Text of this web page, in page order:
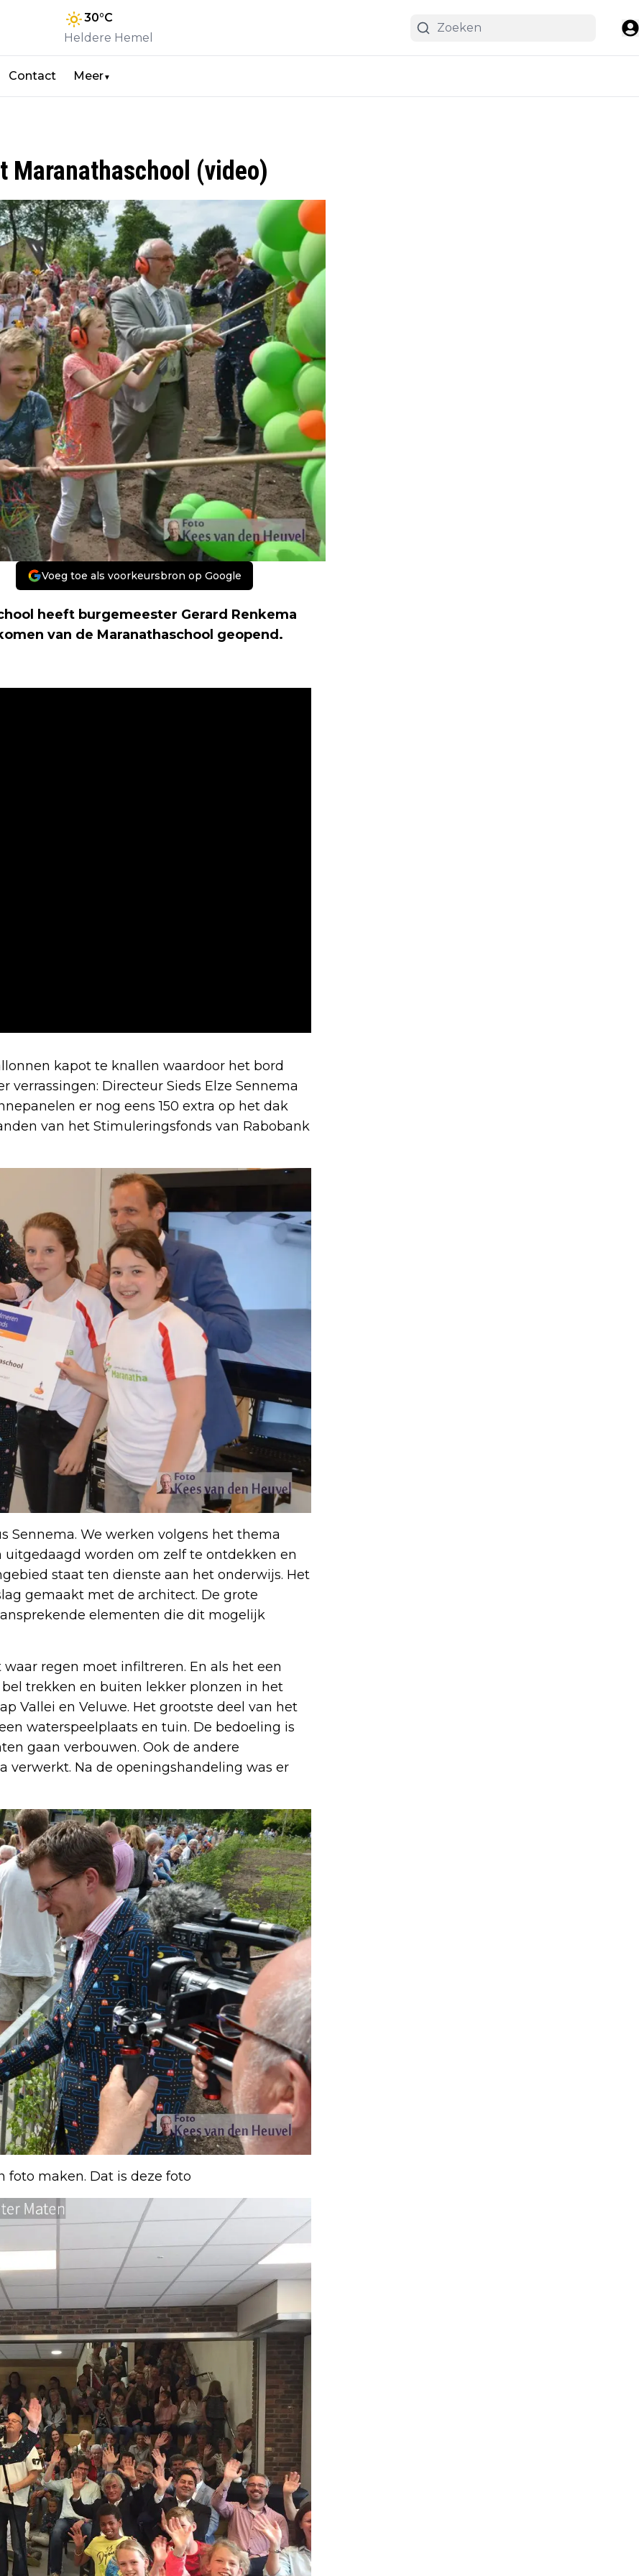
30°C
Heldere Hemel
Contact Meer▼
Maranathaschool (video)
Voeg toe als voorkeursbron op Google
heeft burgemeester Gerard Renkema
van de Maranathaschool geopend.
kapot te knallen waardoor het bord
verrassingen: Directeur Sieds Elze Sennema
er nog eens 150 extra op het dak
van het Stimuleringsfonds van Rabobank
Sennema. We werken volgens het thema
uitgedaagd worden om zelf te ontdekken en
staat ten dienste aan het onderwijs. Het
gemaakt met de architect. De grote
elementen die dit mogelijk
regen moet infiltreren. En als het een
trekken en buiten lekker plonzen in het
Vallei en Veluwe. Het grootste deel van het
waterspeelplaats en tuin. De bedoeling is
gaan verbouwen. Ook de andere
Na de openingshandeling was er
foto maken. Dat is deze foto